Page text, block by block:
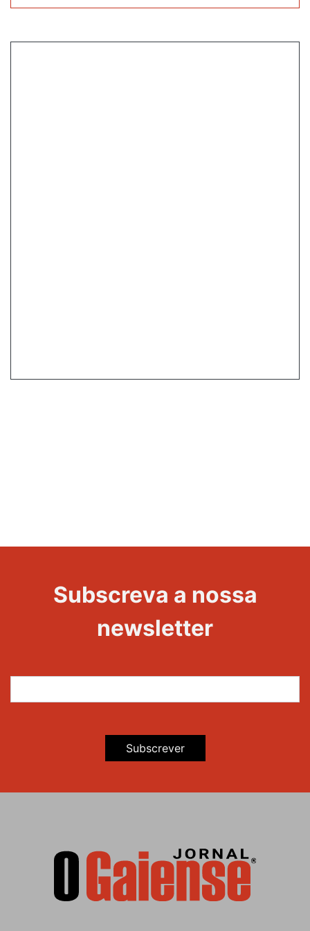
Subscreva a nossa
newsletter
Subscrever